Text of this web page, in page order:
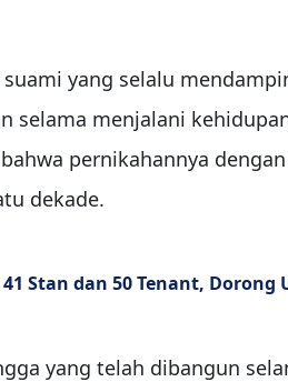
yang selalu
selama menjalani
pernikahannya
dekade.
Stan dan 50 Tenant, Dorong
yang telah dibangun